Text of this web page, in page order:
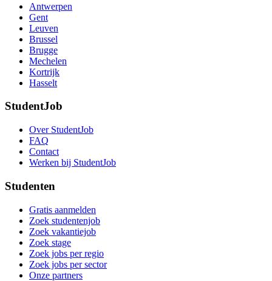
Antwerpen
Gent
Leuven
Brussel
Brugge
Mechelen
Kortrijk
Hasselt
StudentJob
Over StudentJob
FAQ
Contact
Werken bij StudentJob
Studenten
Gratis aanmelden
Zoek studentenjob
Zoek vakantiejob
Zoek stage
Zoek jobs per regio
Zoek jobs per sector
Onze partners